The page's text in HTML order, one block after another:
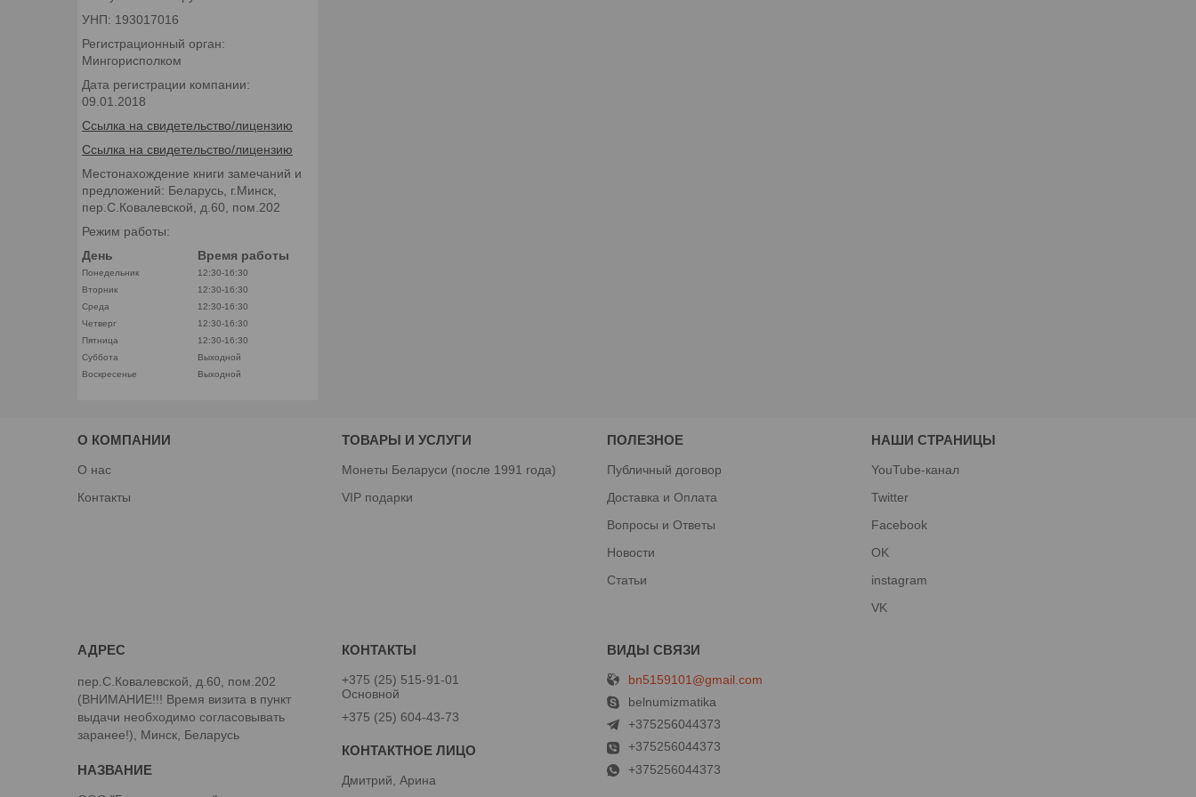
УНП: 193017016
Регистрационный орган:
Мингорисполком
Дата регистрации компании:
09.01.2018
Ссылка на свидетельство/лицензию
Ссылка на свидетельство/лицензию
Местонахождение книги замечаний и
предложений: Беларусь, г.Минск,
пер.С.Ковалевской, д.60, пом.202
Режим работы:
День
Время работы
Понедельник
12:30-16:30
Вторник
12:30-16:30
Среда
12:30-16:30
Четверг
12:30-16:30
Пятница
12:30-16:30
Суббота
Выходной
Воскресенье
Выходной
О КОМПАНИИ
О нас
Контакты
ТОВАРЫ И УСЛУГИ
Монеты Беларуси (после 1991 года)
VIP подарки
ПОЛЕЗНОЕ
Публичный договор
Доставка и Оплата
Вопросы и Ответы
Новости
Статьи
НАШИ СТРАНИЦЫ
YouTube-канал
Twitter
Facebook
OK
instagram
VK
пер.С.Ковалевской, д.60, пом.202
(ВНИМАНИЕ!!! Время визита в пункт
выдачи необходимо согласовывать
заранее!), Минск, Беларусь
+375 (25) 515-91-01
Основной
+375 (25) 604-43-73
Дмитрий, Арина
bn5159101@gmail.com
belnumizmatika
+375256044373
+375256044373
+375256044373